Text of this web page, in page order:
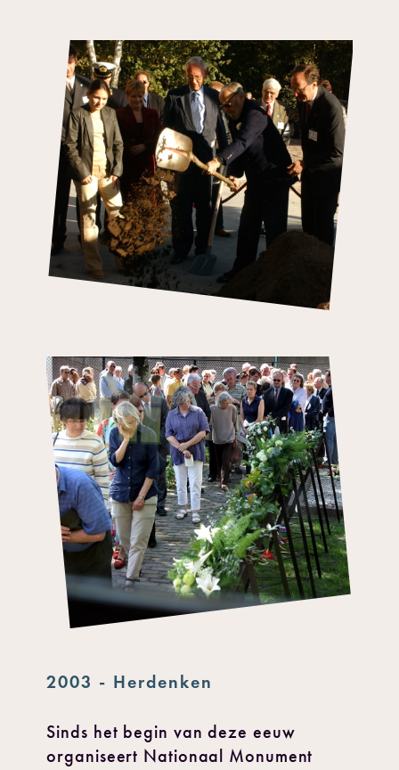
2003 - Herdenken
Sinds het begin van deze eeuw
organiseert Nationaal Monument